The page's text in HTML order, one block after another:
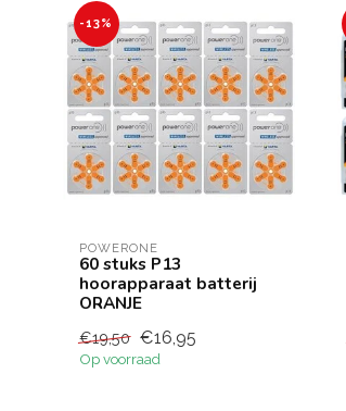
-13%
POWERONE
60 stuks P13
hoorapparaat batterij
ORANJE
€19,50 €16,95
Op voorraad